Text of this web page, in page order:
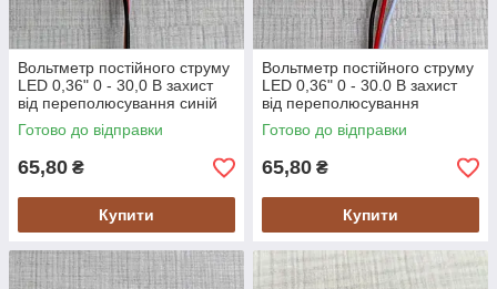
Вольтметр постійного струму
LED 0,36" 0 - 30,0 В захист
від переполюсування синій
Готово до відправки
65,80 ₴
Купити
Вольтметр постійного струму
LED 0,36" 0 - 30.0 В захист
від переполюсування
зелений
Готово до відправки
65,80 ₴
Купити